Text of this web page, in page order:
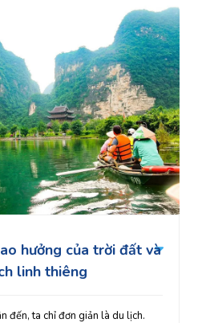
hưởng của trời đất và
linh thiêng
đến, ta chỉ đơn giản là du lịch.